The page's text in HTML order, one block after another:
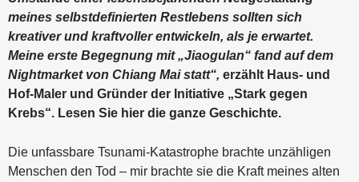
meines selbstdefinierten Restlebens sollten sich
kreativer und kraftvoller entwickeln, als je erwartet.
Meine erste Begegnung mit „Jiaogulan“ fand auf dem
Nightmarket von Chiang Mai statt“, erzählt Haus- und
Hof-Maler und Gründer der Initiative „Stark gegen
Krebs“. Lesen Sie hier die ganze Geschichte.
Die unfassbare Tsunami-Katastrophe brachte unzähligen
Menschen den Tod – mir brachte sie die Kraft meines alten